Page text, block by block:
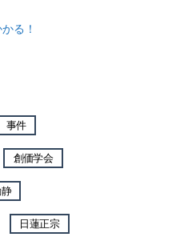
る！
事件
創価学会
日蓮正宗